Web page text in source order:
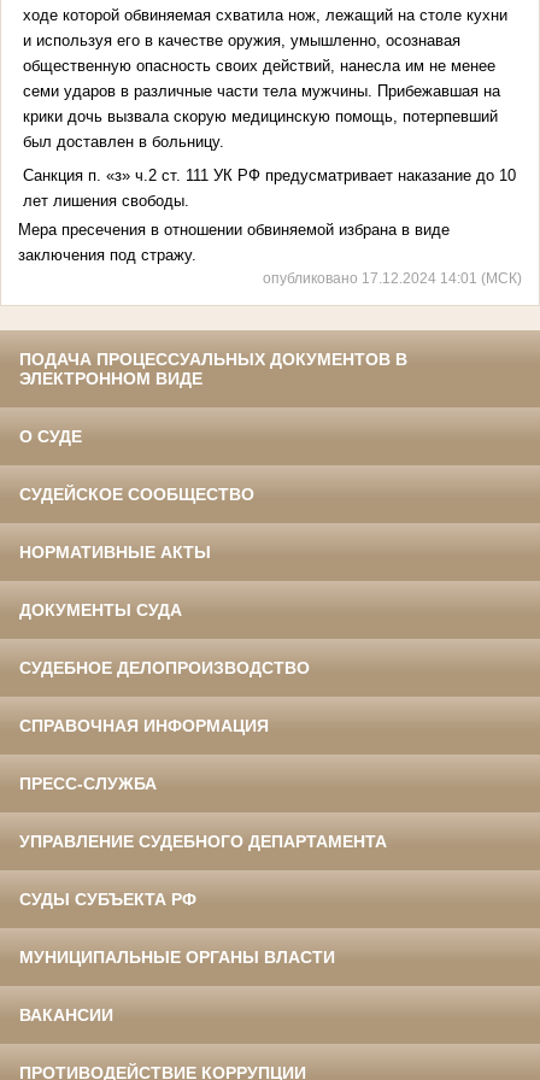
ходе которой обвиняемая схватила нож, лежащий на столе кухни
и используя его в качестве оружия, умышленно, осознавая
общественную опасность своих действий, нанесла им не менее
семи ударов в различные части тела мужчины. Прибежавшая на
крики дочь вызвала скорую медицинскую помощь, потерпевший
был доставлен в больницу.
Санкция п. «з» ч.2 ст. 111 УК РФ предусматривает наказание до 10
лет лишения свободы.
Мера пресечения в отношении обвиняемой избрана в виде
заключения под стражу.
опубликовано 17.12.2024 14:01 (МСК)
ПОДАЧА ПРОЦЕССУАЛЬНЫХ ДОКУМЕНТОВ В
ЭЛЕКТРОННОМ ВИДЕ
О СУДЕ
СУДЕЙСКОЕ СООБЩЕСТВО
НОРМАТИВНЫЕ АКТЫ
ДОКУМЕНТЫ СУДА
СУДЕБНОЕ ДЕЛОПРОИЗВОДСТВО
СПРАВОЧНАЯ ИНФОРМАЦИЯ
ПРЕСС-СЛУЖБА
УПРАВЛЕНИЕ СУДЕБНОГО ДЕПАРТАМЕНТА
СУДЫ СУБЪЕКТА РФ
МУНИЦИПАЛЬНЫЕ ОРГАНЫ ВЛАСТИ
ВАКАНСИИ
ПРОТИВОДЕЙСТВИЕ КОРРУПЦИИ